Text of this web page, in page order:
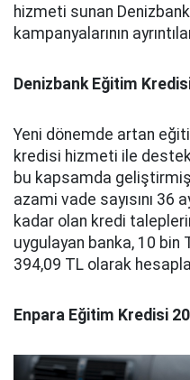
hizmeti sunan
kampanyalarının
Denizbank Eğitim
Yeni dönemde artan
kredisi hizmeti ile
bu kapsamda geliştirmiş
azami vade sayısını 36
kadar olan kredi
uygulayan banka, 10 bin
394,09 TL olarak
Enpara Eğitim Kredisi